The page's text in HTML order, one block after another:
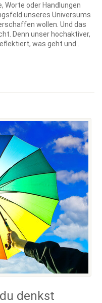
Worte oder Handlungen
unseres Universums
wollen. Und das
Denn unser hochaktiver,
was geht und...
denkst